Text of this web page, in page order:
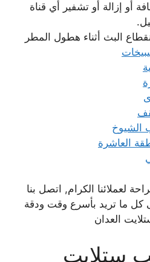
أو إزالة أو تشفير أي قناة
البث أثناء هطول المطر
الشيوخ
العاشرة
لعملائنا الكرام, اتصل بنا
على كل ما تريد بأسرع وقت ودقة
العدان
ستلايت